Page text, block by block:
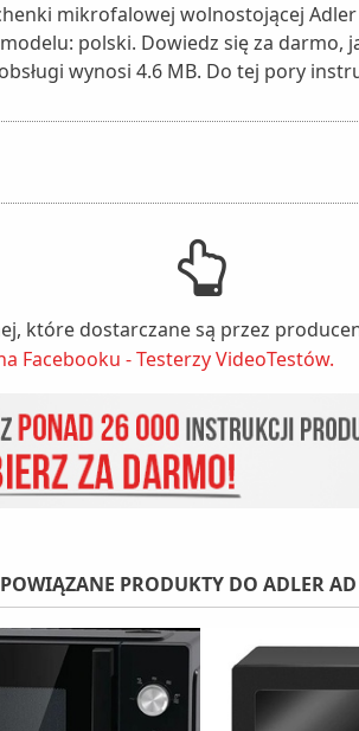
mikrofalowej wolnostojącej
polski. Dowiedz się za darmo,
wynosi 4.6 MB. Do tej pory
które dostarczane są przez
Facebooku - Testerzy VideoTestów.
POWIĄZANE PRODUKTY DO ADLER